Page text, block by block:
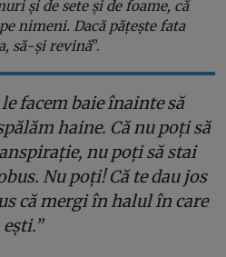
și de sete și de foame, că
nimeni. Dacă pățește fata
să-și revină”.
facem baie înainte să
haine. Că nu poți să
nu poți să stai
Nu poți! Că te dau jos
că mergi în halul în care
ești.”